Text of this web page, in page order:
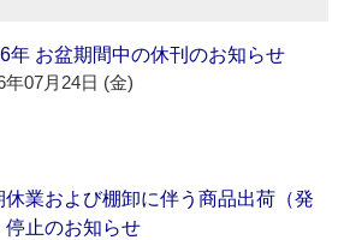
年 お盆期間中の休刊のお知らせ
年07月24日 (金)
休業および棚卸に伴う商品出荷（発
停止のお知らせ